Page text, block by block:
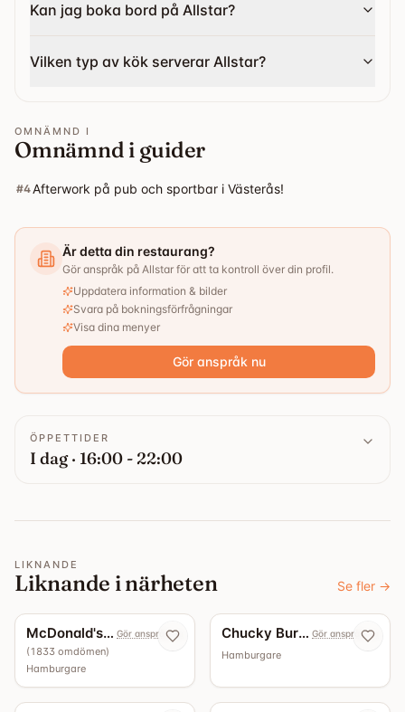
Kan jag boka bord på Allstar?
Vilken typ av kök serverar Allstar?
OMNÄMND I
Omnämnd i guider
#4Afterwork på pub och sportbar i Västerås!
Är detta din restaurang?
Gör anspråk på Allstar för att ta kontroll över din profil.
Uppdatera information & bilder
Svara på bokningsförfrågningar
Visa dina menyer
Gör anspråk nu
ÖPPETTIDER
I dag · 16:00 - 22:00
LIKNANDE
Liknande i närheten Se fler →
McDonald's Hälla Gör anspråk nu
(1833 omdömen)
Hamburgare
Chucky Burger Erikslund Gör anspråk nu
Hamburgare